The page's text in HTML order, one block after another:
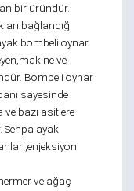
bir üründür.
bağlandığı
bombeli oynar
ve
Bombeli oynar
sayesinde
bazı asitlere
Sehpa ayak
ve ağaç